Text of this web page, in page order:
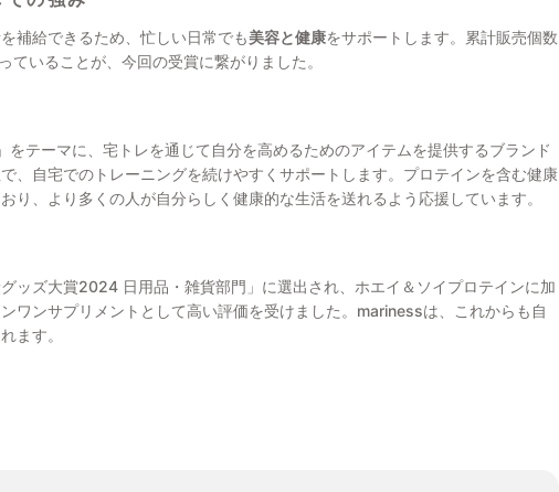
補給できるため、忙しい日常でも美容と健康をサポートします。累計販売個数
いることが、今回の受賞に繋がりました。
をテーマに、宅トレを通じて自分を高めるためのアイテムを提供するブランド
、自宅でのトレーニングを続けやすくサポートします。プロテインを含む健康
り、より多くの人が自分らしく健康的な生活を送れるよう応援しています。
ッズ大賞2024 日用品・雑貨部門」に選出され、ホエイ＆ソイプロテインに加
ワンサプリメントとして高い評価を受けました。marinessは、これからも自
ます。